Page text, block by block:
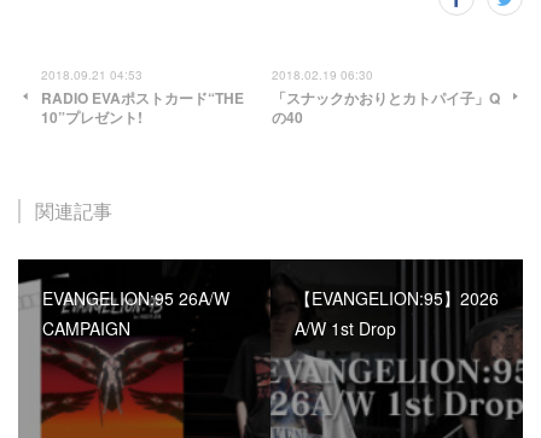
2018.09.21 04:53
RADIO EVAポストカード“THE
10”プレゼント!
2018.02.19 06:30
「スナックかおりとカトパイ子」Q
の40
関連記事
EVANGELION:95 26A/W
CAMPAIGN
【EVANGELION:95】2026
A/W 1st Drop